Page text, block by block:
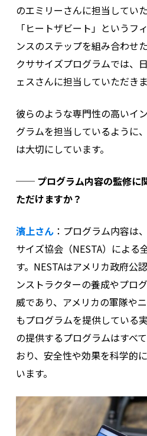
のエミリーさんに担当してい
「ヒートザビート」という フ
ンスのステップを組み合わせた
クササイズプログラムでは、
ェスさんに担当していただきま
彼らのような専門性の高いイ
グラムを担当しているように
は大切にしています。
── プログラム内容の監修に
ただけますか？
濱上さん：プログラム内容は
サイズ協会（NESTA）による
す。NESTAはアメリカ政府公
ンストラクターの養成やプロ
威であり、アメリカの軍隊や
もプログラムを提供している
の提供するプログラムはすべ
おり、安全性や効果を科学的
います。